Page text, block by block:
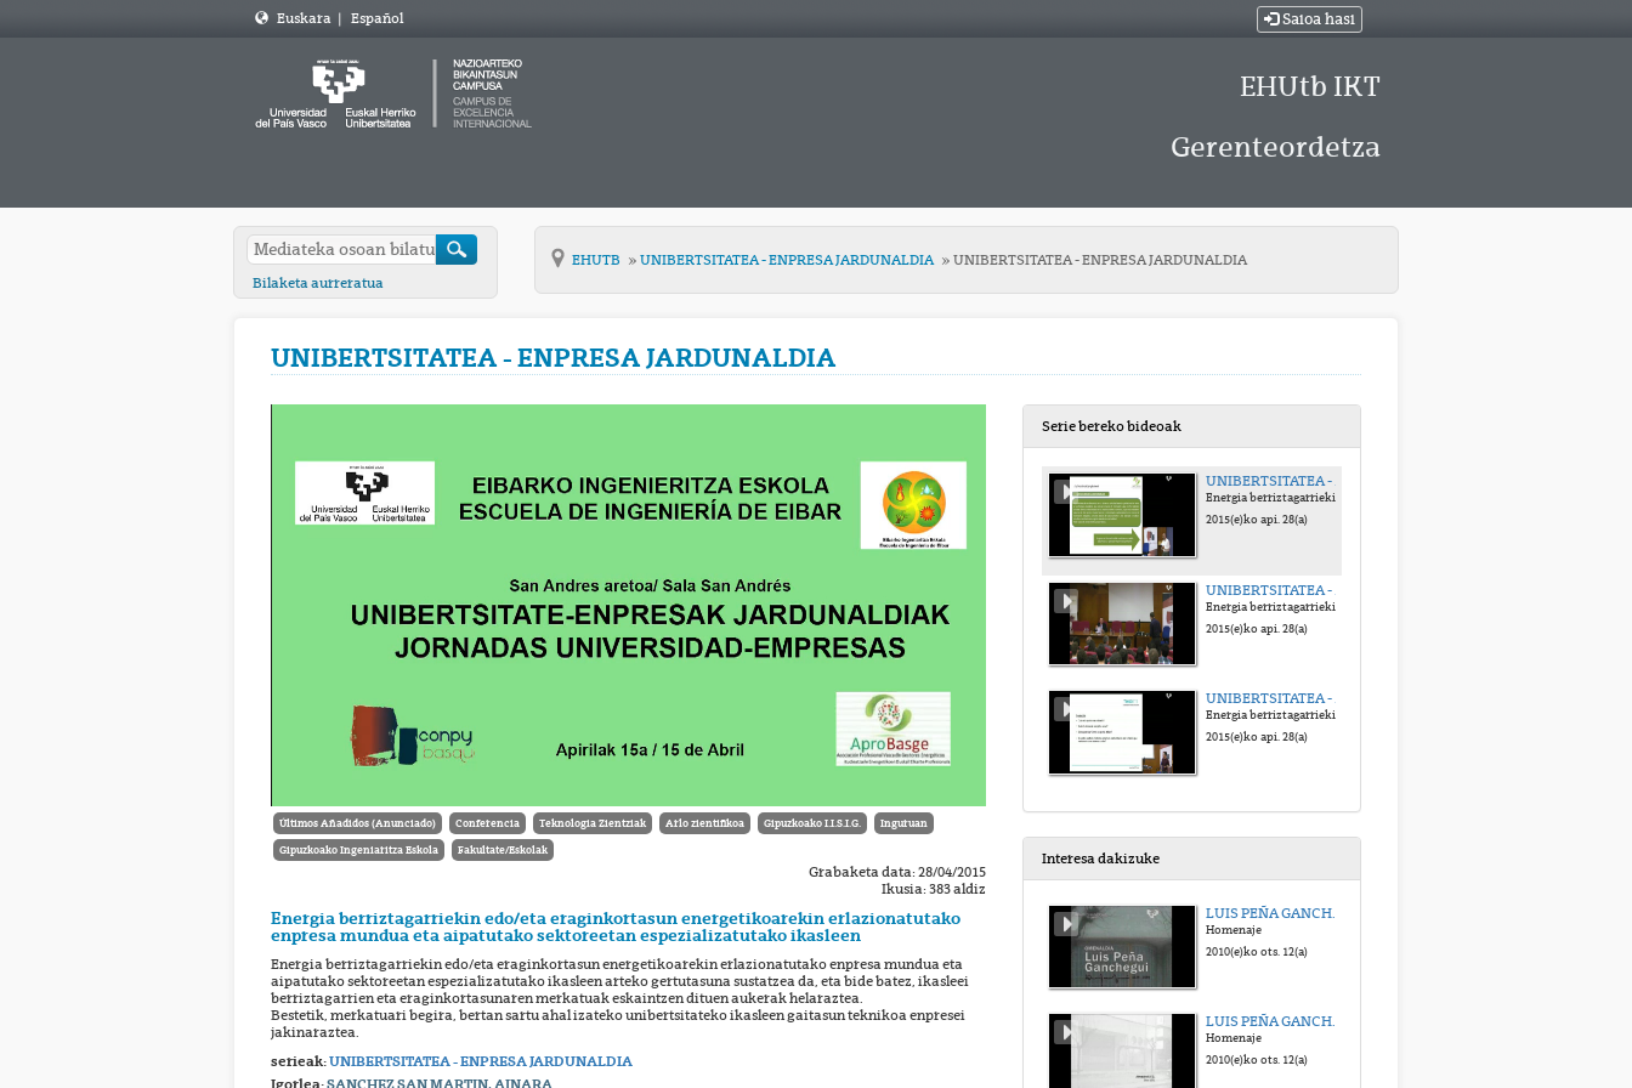
Euskara | Español Saioa hasi
EHUtb IKT
Gerenteordetza
Bilaketa aurreratua
EHUTB UNIBERTSITATEA - ENPRESA JARDUNALDIA UNIBERTSITATEA - ENPRESA JARDUNALDIA
UNIBERTSITATEA - ENPRESA JARDUNALDIA
Últimos Añadidos (Anunciado) Conferencia Teknologia Zientziak Arlo zientifikoa Gipuzkoako I.I.S.I.G. Inguruan
Gipuzkoako Ingeniaritza Eskola Fakultate/Eskolak
Grabaketa data: 28/04/2015
Ikusia: 383 aldiz
Energia berriztagarriekin edo/eta eraginkortasun energetikoarekin erlazionatutako
enpresa mundua eta aipatutako sektoreetan espezializatutako ikasleen
Energia berriztagarriekin edo/eta eraginkortasun energetikoarekin erlazionatutako enpresa mundua eta
aipatutako sektoreetan espezializatutako ikasleen arteko gertutasuna sustatzea da, eta bide batez, ikasleei
berriztagarrien eta eraginkortasunaren merkatuak eskaintzen dituen aukerak helaraztea.
Bestetik, merkatuari begira, bertan sartu ahal izateko unibertsitateko ikasleen gaitasun teknikoa enpresei
jakinaraztea.
serieak:UNIBERTSITATEA - ENPRESA JARDUNALDIA
Serie bereko bideoak
UNIBERTSITATEA - ENPRESA JARDUNALDIA
Energia berriztagarriekin edo/eta eraginkortasun energetikoarekin erlazionatutako enpresa mundua eta aipatutako sektoreetan espezializatutako ikasleen
2015(e)ko api. 28(a)
2015(e)ko api. 28(a)
UNIBERTSITATEA - ENPRESA JARDUNALDIA 3.Zatia
Energia berriztagarriekin edo/eta eraginkortasun energetikoarekin erlazionatutako enpresa mundua eta aipatutako sektoreetan espezializatutako ikasleen
2015(e)ko api. 28(a)
Interesa dakizuke
LUIS PEÑA GANCHEGUIri OMENALDIA. 1. Zatia
Homenaje
2010(e)ko ots. 12(a)
LUIS PEÑA GANCHEGUIri OMENALDIA. 2. Zatia
Homenaje
2010(e)ko ots. 12(a)